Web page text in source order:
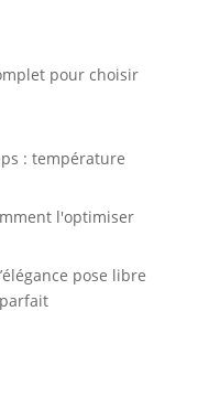
pour choisir
: température
l'optimiser
pose libre